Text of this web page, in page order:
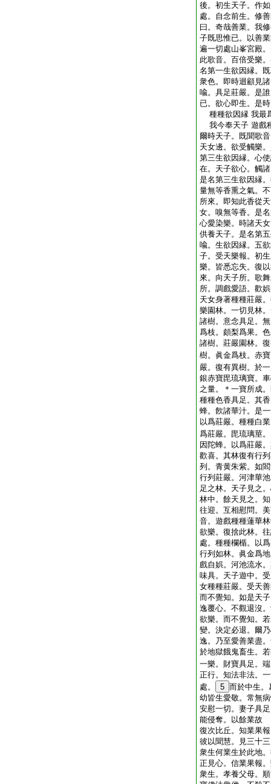
後。初生天子。作
處。自念前生。修
曰。奇哉善業。我
子既思惟已。以善
遍一切處山峯宮殿
此歌音。百倍受樂
名第一生欲因縁。
衆色。即時迴顧見
喩。具足莊嚴。是
已。欲心即生。是
種種欲因縁 我最
我今奉天子 遊戲
爾時天子。既聞歌
天女邊。欲受觸樂
第三生欲因縁。心
在。天子欲心。觸
是名第三生欲因縁
量無等香熏之氣。
所來。即知此香從
女。嗅無等香。是
心愛染樂。時諸天
供養天子。是名第
喩。生欲因縁。五
子。受天樂報。初
樂。皆悉忘失。復
來。向天子所。歌
所。調戲愛語。歡
天女身著種種莊嚴
樂園林。一切見林
諸樹。意念具足。
爲枝。頗梨爲果。
諸樹。莊嚴園林。
樹。眞金爲枝。赤
嚴。復有異樹。於
銀赤寶毘琉璃寶。
之量。＊一寶所成
種種色香具足。其
蜂。飮諸華汁。是
以爲莊嚴。種種白
爲莊嚴。毘琉璃莖
因陀蜂。以爲莊嚴
歡喜。其林復有行
列。青黄朱紫。如
行列莊嚴。河津華
足之林。天子見之
林中。餘天見之。
往迎。互相慰問。
音。遊戲種種蓮華
欲樂。復捨此林。
處。種種欄楯。以
行列如林。眞金爲
戲自娯。河池流水
味具。天子遊中。
女種種莊嚴。受天
而不覺知。如是天
逸覆心。不觀退沒
欲樂。而不覺知。
變。決定必退。爾
逸。乃至愛善業盡
於地獄餓鬼畜生。
一樂。財寶具足。
正行。知法非法。
處。
5 而於中生。
幼皆生愛敬。常無
安慰一切。妻子具
能侵奪。以餘業故
復次比丘。知業果
彼以聞慧。見三十
衆生何業生於此地
正見心。信業果報
衆生。孝養父母。